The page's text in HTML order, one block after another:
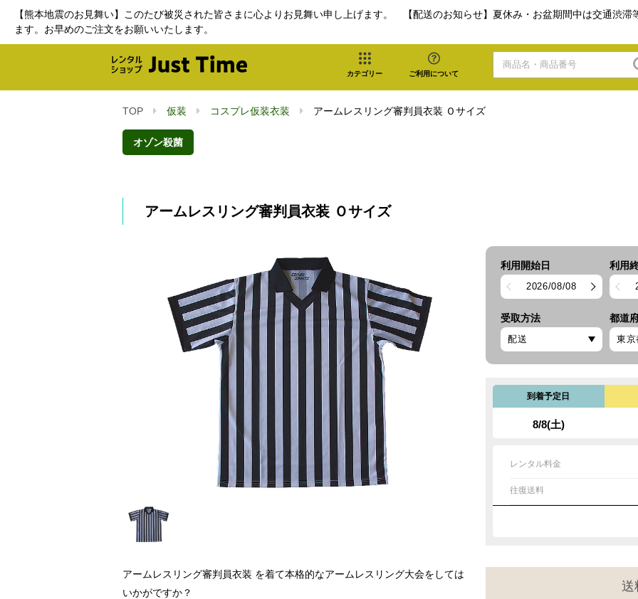
【熊本地震のお見舞い】このたび被災された皆さまに心よりお見舞い申し上げます。 【配送のお知らせ】夏休み・お盆期間中は交通渋
ます。お早めのご注文をお願いいたします。
カテゴリー ご利用について
TOP 仮装 コスプレ仮装衣装 アームレスリング審判員衣装 Ｏサイズ
オゾン殺菌
アームレスリング審判員衣装 Ｏサイズ
アームレスリング審判員衣装 を着て本格的なアームレスリング大会をしては
いかがですか？
利用開始日
2026/08/08
利用
受取方法 都道
到着予定日
8/8(土)
レンタル料金
往復送料
送